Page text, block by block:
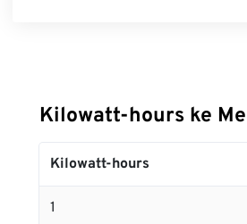
Kilowatt-hours ke
Kilowatt-hours
1